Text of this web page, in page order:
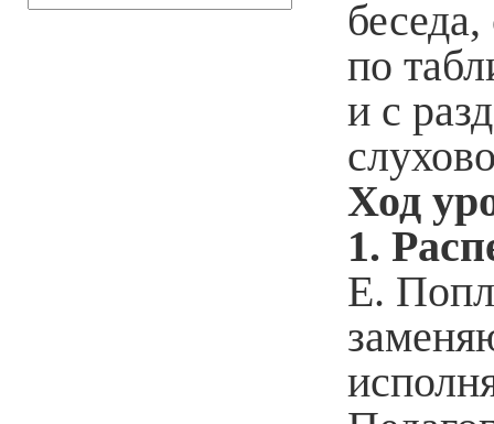
по
и с
Ход
1.
Е.